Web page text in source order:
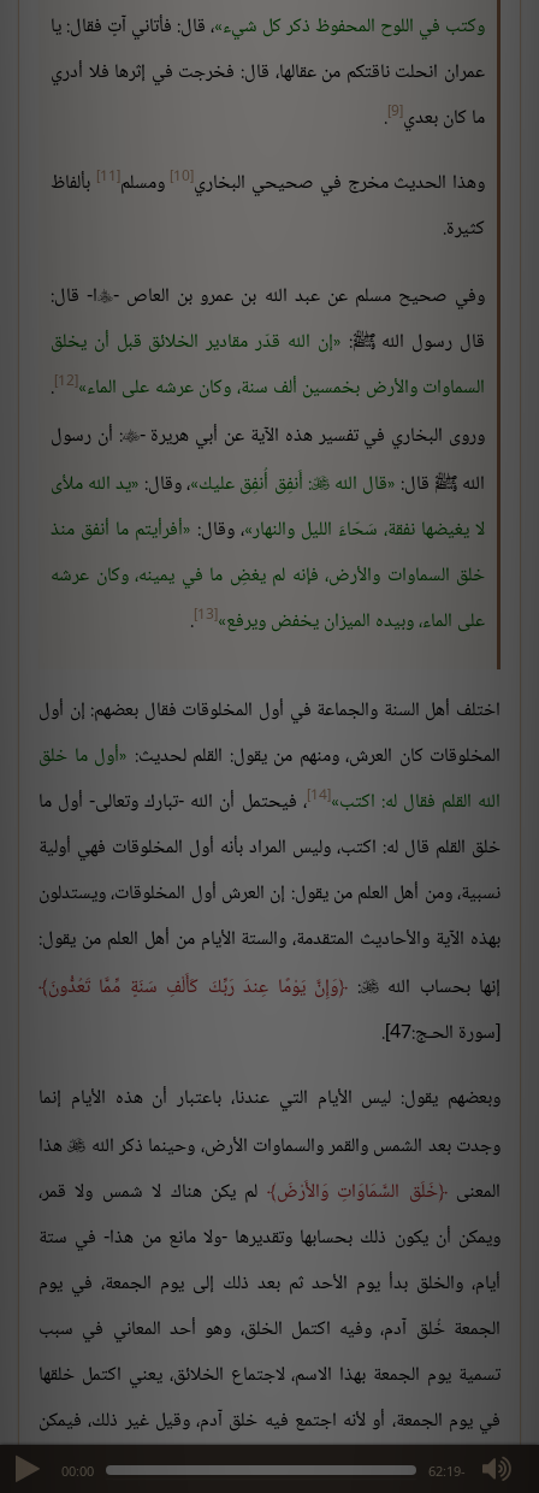
00:00 -62:19
max volume
وكتب في اللوح المحفوظ ذكر كل شيء ، قال: فأتاني آتٍ فقال: يا
عمران انحلت ناقتكم من عقالها، قال: فخرجت في إثرها فلا أدري
ما كان بعدي[9]
.
وهذا الحديث مخرج في صحيحي البخاري[10] ومسلم[11]
بألفاظ
كثيرة.
وفي صحيح مسلم عن عبد الله بن عمرو بن العاص -ا- قال:
قال رسول الله ﷺ: إن الله قدّر مقادير الخلائق قبل أن يخلق
السماوات والأرض بخمسين ألف سنة، وكان عرشه على الماء [12]
.
وروى البخاري في تفسير هذه الآية عن أبي هريرة -: أن رسول
الله ﷺ قال: قال الله: أَنفِق أُنفِق عليك ، وقال: يد الله ملأى
لا يغيضها نفقة، سَحّاءَ الليل والنهار ، وقال: أفرأيتم ما أنفق منذ
خلق السماوات والأرض، فإنه لم يغضِ ما في يمينه، وكان عرشه
على الماء، وبيده الميزان يخفض ويرفع [13]
.
اختلف أهل السنة والجماعة في أول المخلوقات فقال بعضهم: إن أول
المخلوقات كان العرش، ومنهم من يقول: القلم لحديث: أول ما خلق
الله القلم فقال له: اكتب [14]
، فيحتمل أن الله -تبارك وتعالى- أول ما
خلق القلم قال له: اكتب، وليس المراد بأنه أول المخلوقات فهي أولية
نسبية، ومن أهل العلم من يقول: إن العرش أول المخلوقات، ويستدلون
بهذه الآية والأحاديث المتقدمة، والستة الأيام من أهل العلم من يقول:
إنها بحساب الله
:
وَإِنَّ يَوْمًا عِندَ رَبِّكَ كَأَلْفِ سَنَةٍ مِّمَّا تَعُدُّونَ
[سورة الحـج:47].
وبعضهم يقول: ليس الأيام التي عندنا، باعتبار أن هذه الأيام إنما
وجدت بعد الشمس والقمر والسماوات الأرض، وحينما ذكر الله هذا
المعنى خَلَق السَّمَاوَاتِ وَالأَرْضَ
لم يكن هناك لا شمس ولا قمر،
ويمكن أن يكون ذلك بحسابها وتقديرها -ولا مانع من هذا- في ستة
أيام، والخلق بدأ يوم الأحد ثم بعد ذلك إلى يوم الجمعة، في يوم
الجمعة خُلق آدم، وفيه اكتمل الخلق، وهو أحد المعاني في سبب
تسمية يوم الجمعة بهذا الاسم، لاجتماع الخلائق، يعني اكتمل خلقها
في يوم الجمعة، أو لأنه اجتمع فيه خلق آدم، وقيل غير ذلك، فيمكن
أن يكون ذلك بحسابها وإن لم يكن هناك شمس ولا قمر، ويوجد في